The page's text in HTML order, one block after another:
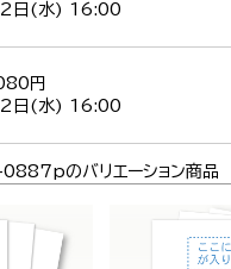
日(水) 16:00
円
日(水) 16:00
のバリエーション商品